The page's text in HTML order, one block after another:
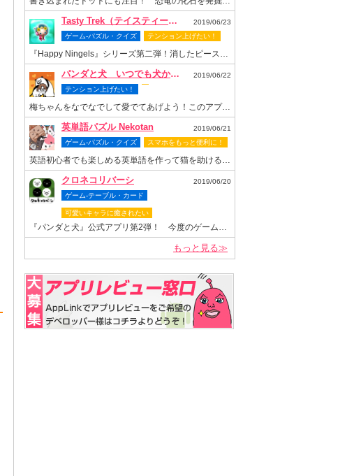
Tasty Trek（テイスティー・トレック）
2019/06/23
ゲーム-パズル・クイズ
テンション上げたい！
『Happy Ningels』シリーズ第二弾！消したピースでスロットも回せちゃう爽快感抜群のなぞりパズルゲーム！
パンダと犬 いつでも犬かわいーぬ
2019/06/22
テンション上げたい！
梅ちゃんをなでなでして愛でてあげよう！このアプリがあれば梅ちゃんといつまでもいっしょ！
英単語パズル Nekotan
2019/06/21
ゲーム-パズル・クイズ
スマホをもっと便利に！
英語初心者でも楽しめる英単語を作って猫を助ける可愛いパズルゲーム
クロネコリバーシ
2019/06/20
ゲーム-テーブル・カード
可愛いキャラに癒されたい
『パンダと犬』公式アプリ第2弾！ 今度のゲームは“クロネコヤマモト”が主役のリバーシゲーム！
もっと見る≫